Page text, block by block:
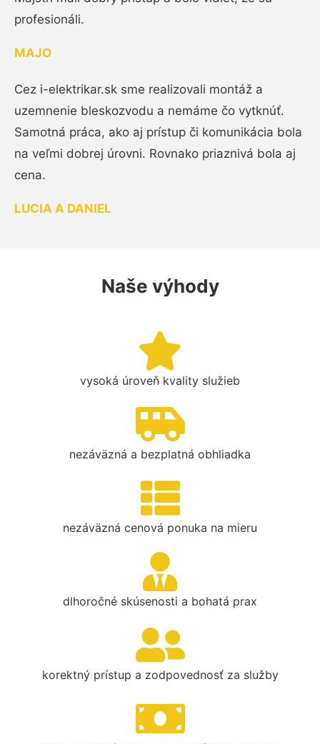
profesionáli.
MAJO
Cez i-elektrikar.sk sme realizovali montáž a
uzemnenie bleskozvodu a nemáme čo vytknúť.
Samotná práca, ako aj prístup či komunikácia bola
na veľmi dobrej úrovni. Rovnako priaznivá bola aj
cena.
LUCIA A DANIEL
Naše výhody
vysoká úroveň kvality služieb
nezáväzná a bezplatná obhliadka
nezáväzná cenová ponuka na mieru
dlhoročné skúsenosti a bohatá prax
korektný prístup a zodpovednosť za služby